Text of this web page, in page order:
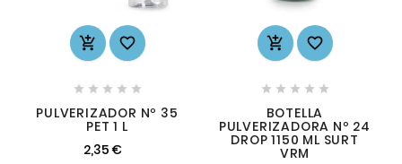
 
    
PULVERIZADOR Nº 35
PET 1 L
2,35 €
 
    
BOTELLA
PULVERIZADORA Nº 24
DROP 1150 ML SURT
VRM